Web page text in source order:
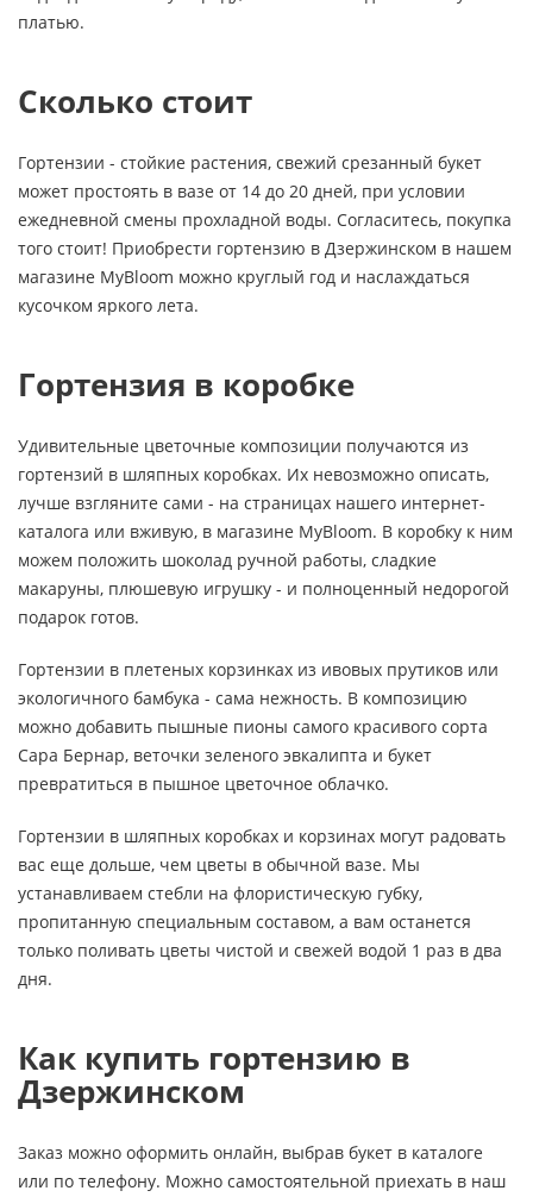
платью.
Сколько стоит
Гортензии - стойкие растения, свежий срезанный букет
может простоять в вазе от 14 до 20 дней, при условии
ежедневной смены прохладной воды. Согласитесь, покупка
того стоит! Приобрести гортензию в Дзержинском в нашем
магазине MyBloom можно круглый год и наслаждаться
кусочком яркого лета.
Гортензия в коробке
Удивительные цветочные композиции получаются из
гортензий в шляпных коробках. Их невозможно описать,
лучше взгляните сами - на страницах нашего интернет-
каталога или вживую, в магазине MyBloom. В коробку к ним
можем положить шоколад ручной работы, сладкие
макаруны, плюшевую игрушку - и полноценный недорогой
подарок готов.
Гортензии в плетеных корзинках из ивовых прутиков или
экологичного бамбука - сама нежность. В композицию
можно добавить пышные пионы самого красивого сорта
Сара Бернар, веточки зеленого эвкалипта и букет
превратиться в пышное цветочное облачко.
Гортензии в шляпных коробках и корзинах могут радовать
вас еще дольше, чем цветы в обычной вазе. Мы
устанавливаем стебли на флористическую губку,
пропитанную специальным составом, а вам останется
только поливать цветы чистой и свежей водой 1 раз в два
дня.
Как купить гортензию в
Дзержинском
Заказ можно оформить онлайн, выбрав букет в каталоге
или по телефону. Можно самостоятельной приехать в наш